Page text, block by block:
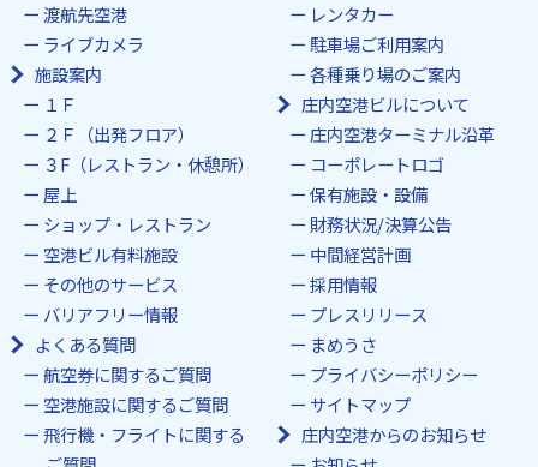
渡航先空港
ライブカメラ
施設案内
１Ｆ
２Ｆ（出発フロア）
３F（レストラン・休憩所）
屋上
ショップ・レストラン
空港ビル有料施設
その他のサービス
バリアフリー情報
よくある質問
航空券に関するご質問
空港施設に関するご質問
飛行機・フライトに関する
レンタカー
駐車場ご利用案内
各種乗り場のご案内
庄内空港ビルについて
庄内空港ターミナル沿革
コーポレートロゴ
保有施設・設備
財務状況/決算公告
中間経営計画
採用情報
プレスリリース
まめうさ
プライバシーポリシー
サイトマップ
庄内空港からのお知らせ